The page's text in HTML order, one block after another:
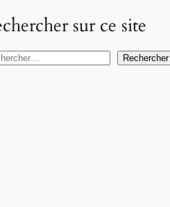
sur ce site
Rechercher